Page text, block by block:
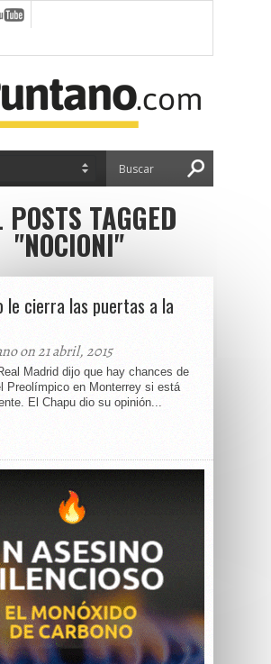
TAGGED
"NOCIONI"
le cierra las puertas a la
on 21 abril, 2015
Madrid dijo que hay chances de
Preolímpico en Monterrey si está
El Chapu dio su opinión...